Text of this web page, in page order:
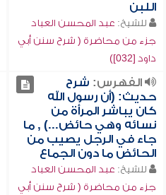
اللبن
للشيخ: عبد المحسن العباد
جزء من محاضرة ( شرح سنن أبي
داود [032])
الفهرس: شرح
حديث: (أن رسول الله
كان يباشر المرأة من
نسائه وهي حائض...) , ما
جاء في الرجل يصيب من
الحائض ما دون الجماع
للشيخ: عبد المحسن العباد
جزء من محاضرة ( شرح سنن أبي